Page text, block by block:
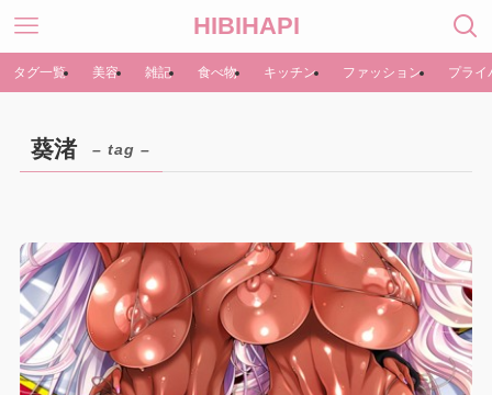
HIBIHAPI
タグ一覧 美容 雑記 食べ物 キッチン ファッション プライ
葵渚 – tag –